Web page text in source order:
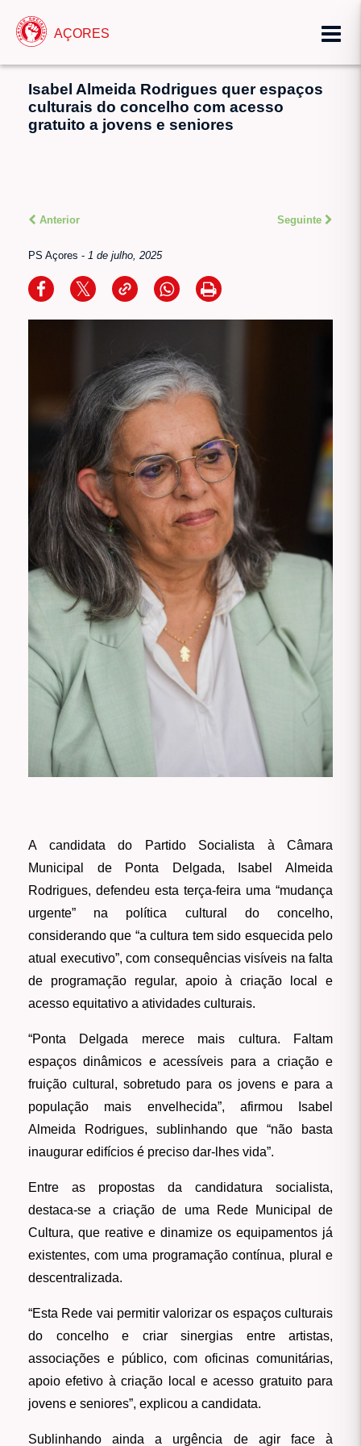
AÇORES
Isabel Almeida Rodrigues quer espaços
culturais do concelho com acesso
gratuito a jovens e seniores
Anterior Seguinte
PS Açores - 1 de julho, 2025
A candidata do Partido Socialista à Câmara
Municipal de Ponta Delgada, Isabel Almeida
Rodrigues, defendeu esta terça-feira uma “mudança
urgente” na política cultural do concelho,
considerando que “a cultura tem sido esquecida pelo
atual executivo”, com consequências visíveis na falta
de programação regular, apoio à criação local e
acesso equitativo a atividades culturais.
“Ponta Delgada merece mais cultura. Faltam
espaços dinâmicos e acessíveis para a criação e
fruição cultural, sobretudo para os jovens e para a
população mais envelhecida”, afirmou Isabel
Almeida Rodrigues, sublinhando que “não basta
inaugurar edifícios é preciso dar-lhes vida”.
Entre as propostas da candidatura socialista,
destaca-se a criação de uma Rede Municipal de
Cultura, que reative e dinamize os equipamentos já
existentes, com uma programação contínua, plural e
descentralizada.
“Esta Rede vai permitir valorizar os espaços culturais
do concelho e criar sinergias entre artistas,
associações e público, com oficinas comunitárias,
apoio efetivo à criação local e acesso gratuito para
jovens e seniores”, explicou a candidata.
Sublinhando ainda a urgência de agir face à